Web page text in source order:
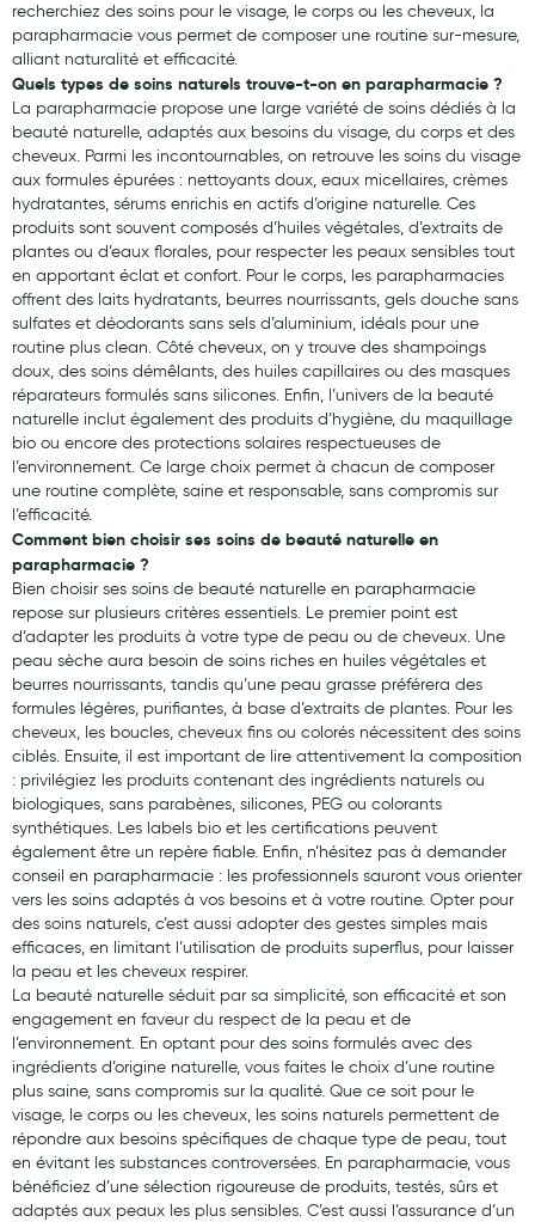
recherchiez des soins pour le visage, le corps ou les cheveux, la
parapharmacie vous permet de composer une routine sur-mesure,
alliant naturalité et efficacité.
Quels types de soins naturels trouve-t-on en parapharmacie ?
La parapharmacie propose une large variété de soins dédiés à la
beauté naturelle, adaptés aux besoins du visage, du corps et des
cheveux. Parmi les incontournables, on retrouve les soins du visage
aux formules épurées : nettoyants doux, eaux micellaires, crèmes
hydratantes, sérums enrichis en actifs d’origine naturelle. Ces
produits sont souvent composés d’huiles végétales, d’extraits de
plantes ou d’eaux florales, pour respecter les peaux sensibles tout
en apportant éclat et confort. Pour le corps, les parapharmacies
offrent des laits hydratants, beurres nourrissants, gels douche sans
sulfates et déodorants sans sels d’aluminium, idéals pour une
routine plus clean. Côté cheveux, on y trouve des shampoings
doux, des soins démêlants, des huiles capillaires ou des masques
réparateurs formulés sans silicones. Enfin, l’univers de la beauté
naturelle inclut également des produits d’hygiène, du maquillage
bio ou encore des protections solaires respectueuses de
l’environnement. Ce large choix permet à chacun de composer
une routine complète, saine et responsable, sans compromis sur
l’efficacité.
Comment bien choisir ses soins de beauté naturelle en
parapharmacie ?
Bien choisir ses soins de beauté naturelle en parapharmacie
repose sur plusieurs critères essentiels. Le premier point est
d’adapter les produits à votre type de peau ou de cheveux. Une
peau sèche aura besoin de soins riches en huiles végétales et
beurres nourrissants, tandis qu’une peau grasse préférera des
formules légères, purifiantes, à base d’extraits de plantes. Pour les
cheveux, les boucles, cheveux fins ou colorés nécessitent des soins
ciblés. Ensuite, il est important de lire attentivement la composition
: privilégiez les produits contenant des ingrédients naturels ou
biologiques, sans parabènes, silicones, PEG ou colorants
synthétiques. Les labels bio et les certifications peuvent
également être un repère fiable. Enfin, n’hésitez pas à demander
conseil en parapharmacie : les professionnels sauront vous orienter
vers les soins adaptés à vos besoins et à votre routine. Opter pour
des soins naturels, c’est aussi adopter des gestes simples mais
efficaces, en limitant l’utilisation de produits superflus, pour laisser
la peau et les cheveux respirer.
La beauté naturelle séduit par sa simplicité, son efficacité et son
engagement en faveur du respect de la peau et de
l’environnement. En optant pour des soins formulés avec des
ingrédients d’origine naturelle, vous faites le choix d’une routine
plus saine, sans compromis sur la qualité. Que ce soit pour le
visage, le corps ou les cheveux, les soins naturels permettent de
répondre aux besoins spécifiques de chaque type de peau, tout
en évitant les substances controversées. En parapharmacie, vous
bénéficiez d’une sélection rigoureuse de produits, testés, sûrs et
adaptés aux peaux les plus sensibles. C’est aussi l’assurance d’un